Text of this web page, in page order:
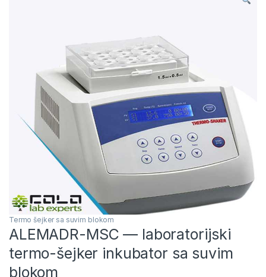
Termo šejker sa suvim blokom
ALEMADR-MSC — laboratorijski
termo-šejker inkubator sa suvim
blokom